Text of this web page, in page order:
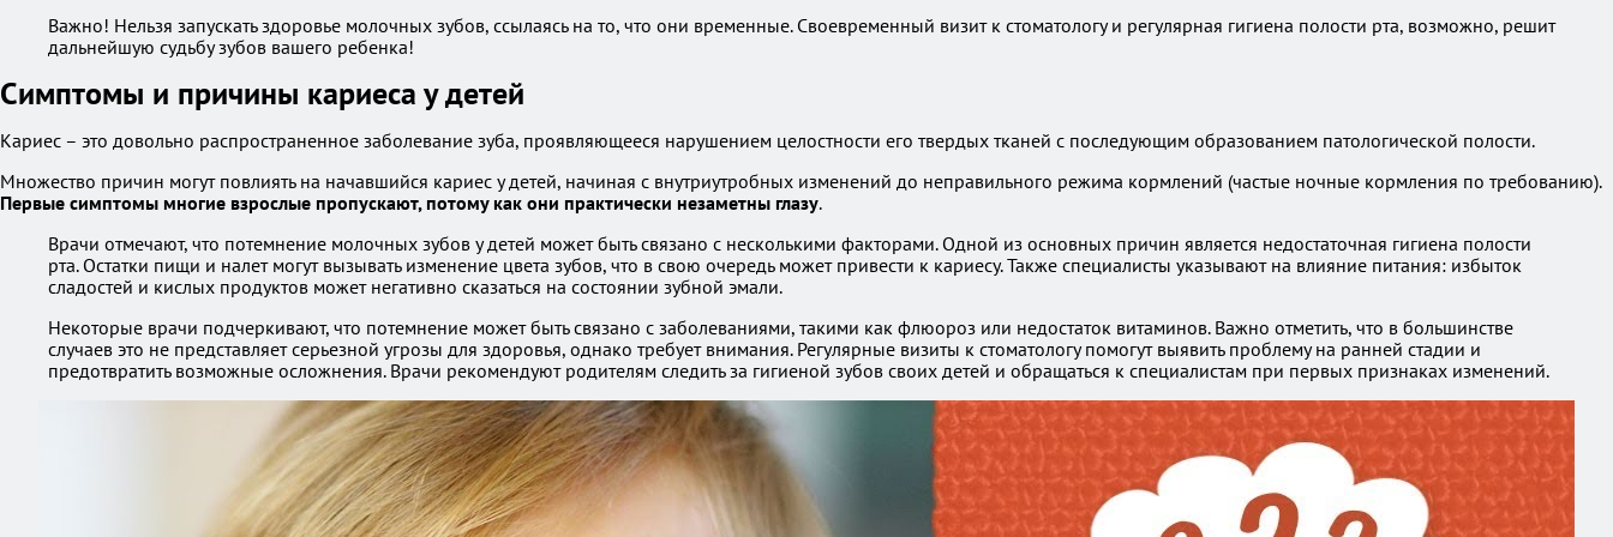
Важно! Нельзя запускать здоровье молочных зубов, ссылаясь на то, что они временные. Своевременный визит к стоматологу и регулярная гигиена полости рта, возможно, решит
дальнейшую судьбу зубов вашего ребенка!
Симптомы и причины кариеса у детей
Кариес – это довольно распространенное заболевание зуба, проявляющееся нарушением целостности его твердых тканей с последующим образованием патологической полости.
Множество причин могут повлиять на начавшийся кариес у детей, начиная с внутриутробных изменений до неправильного режима кормлений (частые ночные кормления по требованию).
Первые симптомы многие взрослые пропускают, потому как они практически незаметны глазу.
Врачи отмечают, что потемнение молочных зубов у детей может быть связано с несколькими факторами. Одной из основных причин является недостаточная гигиена полости
рта. Остатки пищи и налет могут вызывать изменение цвета зубов, что в свою очередь может привести к кариесу. Также специалисты указывают на влияние питания: избыток
сладостей и кислых продуктов может негативно сказаться на состоянии зубной эмали.
Некоторые врачи подчеркивают, что потемнение может быть связано с заболеваниями, такими как флюороз или недостаток витаминов. Важно отметить, что в большинстве
случаев это не представляет серьезной угрозы для здоровья, однако требует внимания. Регулярные визиты к стоматологу помогут выявить проблему на ранней стадии и
предотвратить возможные осложнения. Врачи рекомендуют родителям следить за гигиеной зубов своих детей и обращаться к специалистам при первых признаках изменений.